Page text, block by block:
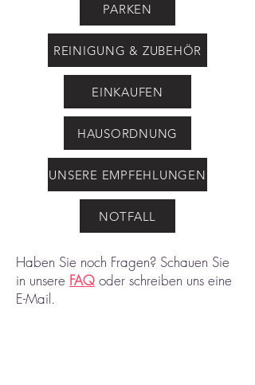
PARKEN
REINIGUNG & ZUBEHÖR
EINKAUFEN
HAUSORDNUNG
UNSERE EMPFEHLUNGEN
NOTFALL
Haben Sie noch Fragen? Schauen Sie
in unsere FAQ oder schreiben uns eine
E-Mail.